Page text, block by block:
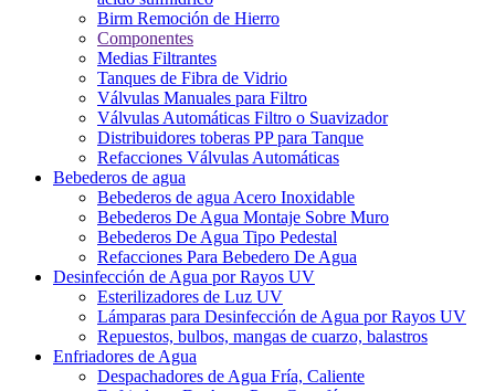
Birm Remoción de Hierro
Componentes
Medias Filtrantes
Tanques de Fibra de Vidrio
Válvulas Manuales para Filtro
Válvulas Automáticas Filtro o Suavizador
Distribuidores toberas PP para Tanque
Refacciones Válvulas Automáticas
Bebederos de agua
Bebederos de agua Acero Inoxidable
Bebederos De Agua Montaje Sobre Muro
Bebederos De Agua Tipo Pedestal
Refacciones Para Bebedero De Agua
Desinfección de Agua por Rayos UV
Esterilizadores de Luz UV
Lámparas para Desinfección de Agua por Rayos UV
Repuestos, bulbos, mangas de cuarzo, balastros
Enfriadores de Agua
Despachadores de Agua Fría, Caliente